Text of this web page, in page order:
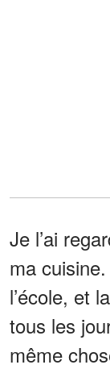
Je l’ai
ma
l’école, et
tous les
même